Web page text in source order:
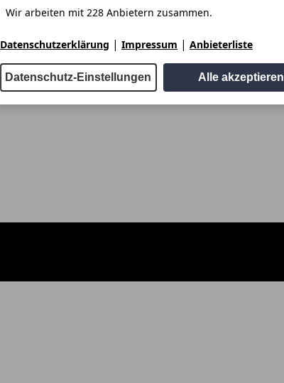
Wir arbeiten mit 228 Anbietern zusammen.
Datenschutzerklärung | Impressum | Anbieterliste
Datenschutz-Einstellungen Alle akzeptieren